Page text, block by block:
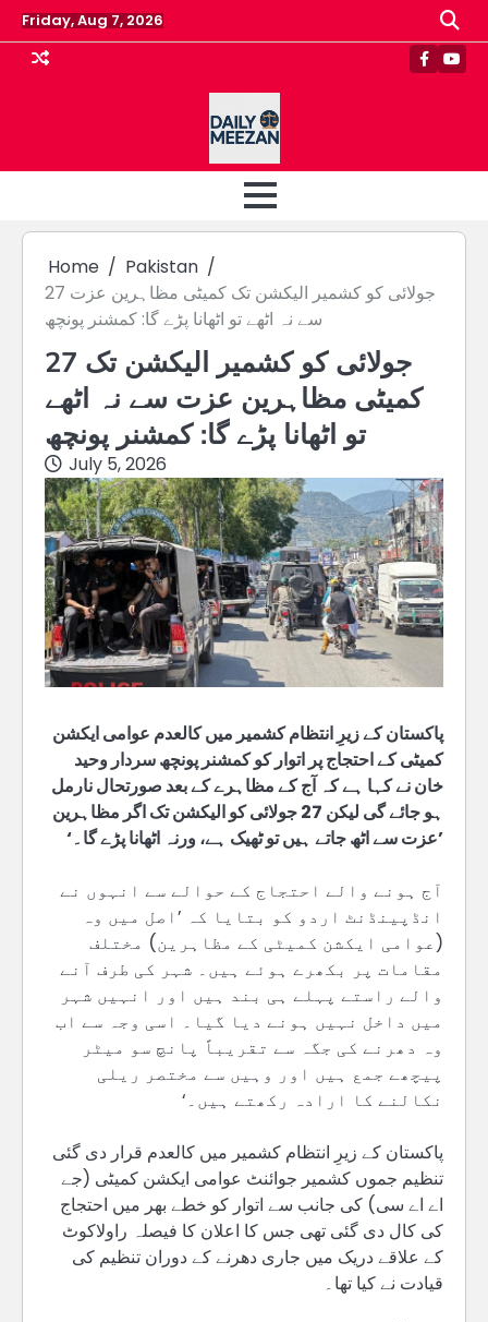
Skip
to
content
Friday, Aug 7, 2026
Home
Pakistan
27 جولائی کو کشمیر الیکشن تک کمیٹی مظاہرین عزت
سے نہ اٹھے تو اٹھانا پڑے گا: کمشنر پونچھ
27 جولائی کو کشمیر الیکشن تک
کمیٹی مظاہرین عزت سے نہ اٹھے
تو اٹھانا پڑے گا: کمشنر پونچھ
July 5, 2026
پاکستان کے زیرِ انتظام کشمیر میں کالعدم عوامی ایکشن
کمیٹی کے احتجاج پر اتوار کو کمشنر پونچھ سردار وحید
خان نے کہا ہے کہ آج کے مظاہرے کے بعد صورتحال نارمل
ہو جائے گی لیکن 27 جولائی کو الیکشن تک اگر مظاہرین
’عزت سے اٹھ جاتے ہیں تو ٹھیک ہے، ورنہ اٹھانا پڑے گا۔‘
آج ہونے والے احتجاج کے حوالے سے انہوں نے
انڈپینڈنٹ اردو کو بتایا کہ ’اصل میں وہ
(عوامی ایکشن کمیٹی کے مظاہرین) مختلف
مقامات پر بکھرے ہوئے ہیں۔ شہر کی طرف آنے
والے راستے پہلے ہی بند ہیں اور انہیں شہر
میں داخل نہیں ہونے دیا گیا۔ اسی وجہ سے اب
وہ دھرنے کی جگہ سے تقریباً پانچ سو میٹر
پیچھے جمع ہیں اور وہیں سے مختصر ریلی
نکالنے کا ارادہ رکھتے ہیں۔‘
پاکستان کے زیرِ انتظام کشمیر میں کالعدم قرار دی گئی
تنظیم جموں کشمیر جوائنٹ عوامی ایکشن کمیٹی (جے
اے اے سی) کی جانب سے اتوار کو خطے بھر میں احتجاج
کی کال دی گئی تھی جس کا اعلان کا فیصلہ راولاکوٹ
کے علاقے دریک میں جاری دھرنے کے دوران تنظیم کی
قیادت نے کیا تھا۔